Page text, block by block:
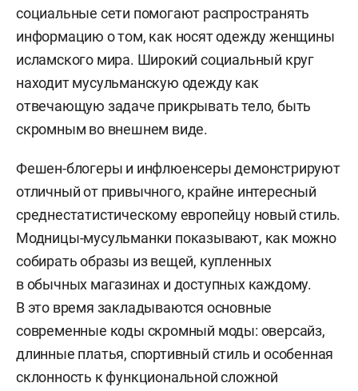
социальные сети помогают распространять
информацию о том, как носят одежду женщины
исламского мира. Широкий социальный круг
находит мусульманскую одежду как
отвечающую задаче прикрывать тело, быть
скромным во внешнем виде.
Фешен-блогеры и инфлюенсеры демонстрируют
отличный от привычного, крайне интересный
среднестатистическому европейцу новый стиль.
Модницы-мусульманки показывают, как можно
собирать образы из вещей, купленных
в обычных магазинах и доступных каждому.
В это время закладываются основные
современные коды скромный моды: оверсайз,
длинные платья, спортивный стиль и особенная
склонность к функциональной сложной